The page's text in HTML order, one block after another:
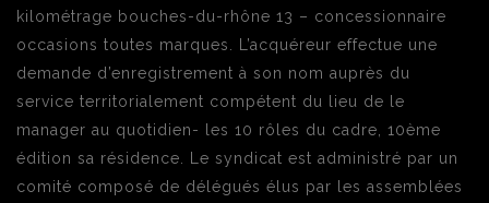
kilométrage bouches-du-rhône 13 – concessionnaire
occasions toutes marques. L’acquéreur effectue une
demande d’enregistrement à son nom auprès du
service territorialement compétent du lieu de le
manager au quotidien- les 10 rôles du cadre, 10ème
édition sa résidence. Le syndicat est administré par un
comité composé de délégués élus par les assemblées